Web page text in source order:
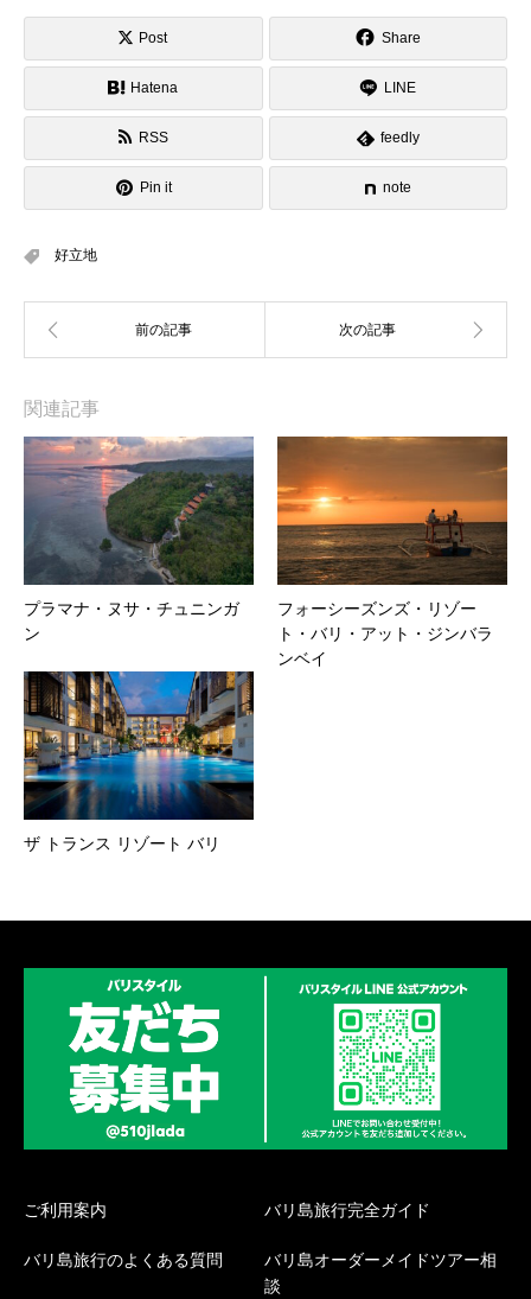
Post Share
Hatena LINE
RSS feedly
Pin it note
好立地
関連記事
プラマナ・ヌサ・チュニンガ
ン
フォーシーズンズ・リゾー
ト・バリ・アット・ジンバラ
ンベイ
ザ トランス リゾート バリ
ご利用案内
バリ島旅行のよくある質問
バリ島旅行完全ガイド
バリ島オーダーメイドツアー相
談